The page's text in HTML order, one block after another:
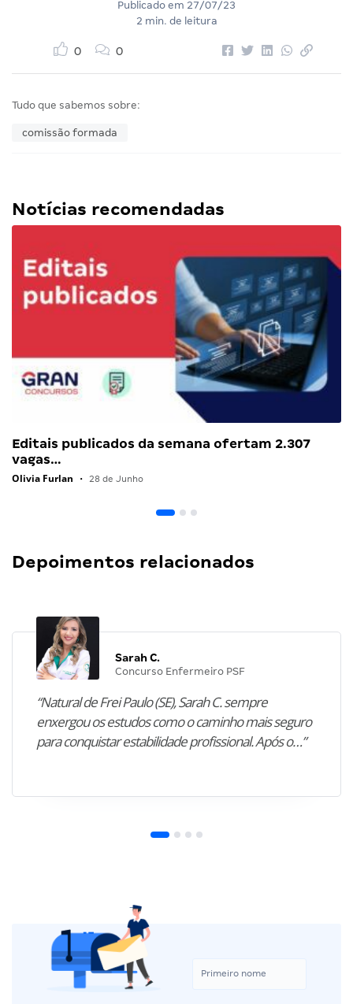
Publicado em 27/07/23
2 min. de leitura
0 0
Tudo que sabemos sobre:
comissão formada
Notícias recomendadas
Editais publicados da semana ofertam 2.307
vagas…
Olivia Furlan • 28 de Junho
Depoimentos relacionados
Sarah C.
Concurso Enfermeiro PSF
“Natural de Frei Paulo (SE), Sarah C. sempre
enxergou os estudos como o caminho mais seguro
para conquistar estabilidade profissional. Após o…”